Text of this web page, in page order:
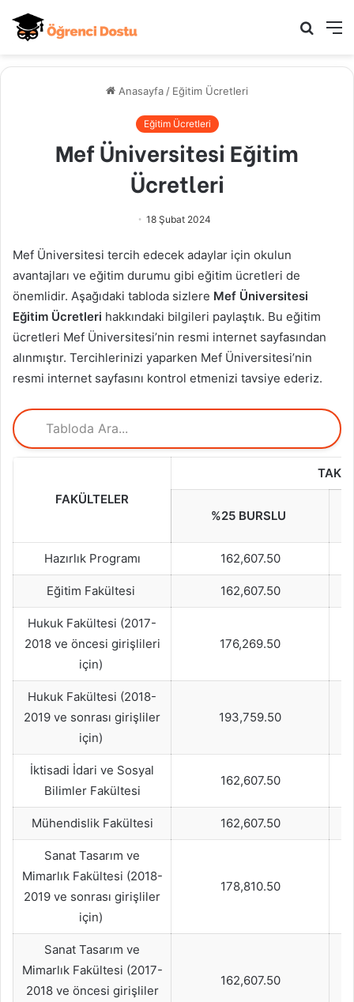
Arama
Anasayfa / Eğitim Ücretleri
Eğitim Ücretleri
Mef Üniversitesi Eğitim
Ücretleri
18 Şubat 2024
Mef Üniversitesi tercih edecek adaylar için okulun
avantajları ve eğitim durumu gibi eğitim ücretleri de
önemlidir. Aşağıdaki tabloda sizlere Mef Üniversitesi
Eğitim Ücretleri hakkındaki bilgileri paylaştık. Bu eğitim
ücretleri Mef Üniversitesi’nin resmi internet sayfasından
alınmıştır. Tercihlerinizi yaparken Mef Üniversitesi’nin
resmi internet sayfasını kontrol etmenizi tavsiye ederiz.
FAKÜLTELER
%25 BURSLU
Hazırlık Programı 162,607.50
Eğitim Fakültesi 162,607.50
Hukuk Fakültesi (2017-
2018 ve öncesi girişlileri
için)
176,269.50
Hukuk Fakültesi (2018-
2019 ve sonrası girişliler
için)
193,759.50
İktisadi İdari ve Sosyal
Bilimler Fakültesi
162,607.50
Mühendislik Fakültesi 162,607.50
Sanat Tasarım ve
Mimarlık Fakültesi (2018-
2019 ve sonrası girişliler
için)
178,810.50
Sanat Tasarım ve
Mimarlık Fakültesi (2017-
2018 ve öncesi girişliler
162,607.50